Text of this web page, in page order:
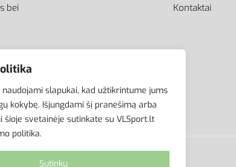
slapukai, kad užtikrintume jums
kokybę. Išjungdami šį pranešimą arba
šioje svetainėje sutinkate su VLSport.lt
politika.
Sutinku
bei
Kontaktai
2026. Visos teisės saugomos.